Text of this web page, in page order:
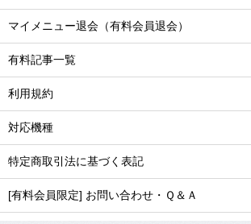
マイメニュー退会（有料会員退会）
有料記事一覧
利用規約
対応機種
特定商取引法に基づく表記
[有料会員限定] お問い合わせ・Ｑ＆Ａ